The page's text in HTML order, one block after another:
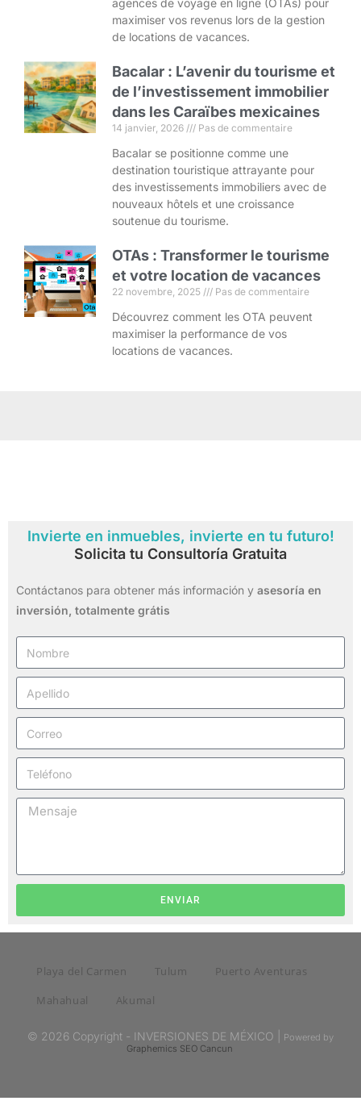
agences de voyage en ligne (OTAs) pour
maximiser vos revenus lors de la gestion
de locations de vacances.
Bacalar : L’avenir du tourisme et
de l’investissement immobilier
dans les Caraïbes mexicaines
14 janvier, 2026 Pas de commentaire
Bacalar se positionne comme une
destination touristique attrayante pour
des investissements immobiliers avec de
nouveaux hôtels et une croissance
soutenue du tourisme.
OTAs : Transformer le tourisme
et votre location de vacances
22 novembre, 2025 Pas de commentaire
Découvrez comment les OTA peuvent
maximiser la performance de vos
locations de vacances.
Invierte en inmuebles, invierte en tu futuro!
Solicita tu Consultoría Gratuita
Contáctanos para obtener más información y asesoría en
inversión, totalmente grátis
ENVIAR
Playa del Carmen Tulum
Puerto Aventuras
Mahahual
Akumal
© 2026 Copyright - INVERSIONES DE MÉXICO |
Powered by
Graphemics SEO Cancun